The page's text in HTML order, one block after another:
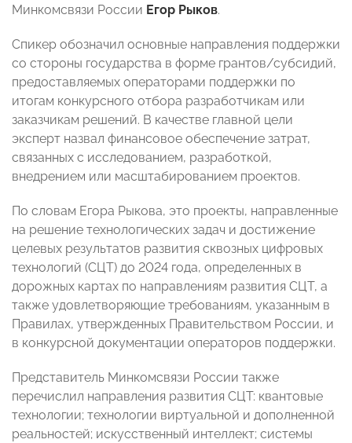
Минкомсвязи России Егор Рыков.
Спикер обозначил основные направления поддержки
со стороны государства в форме грантов/субсидий,
предоставляемых операторами поддержки по
итогам конкурсного отбора разработчикам или
заказчикам решений. В качестве главной цели
эксперт назвал финансовое обеспечение затрат,
связанных с исследованием, разработкой,
внедрением или масштабированием проектов.
По словам Егора Рыкова, это проекты, направленные
на решение технологических задач и достижение
целевых результатов развития сквозных цифровых
технологий (СЦТ) до 2024 года, определенных в
дорожных картах по направлениям развития СЦТ, а
также удовлетворяющие требованиям, указанным в
Правилах, утвержденных Правительством России, и
в конкурсной документации операторов поддержки.
Представитель Минкомсвязи России также
перечислил направления развития СЦТ: квантовые
технологии; технологии виртуальной и дополненной
реальностей; искусственный интеллект; системы